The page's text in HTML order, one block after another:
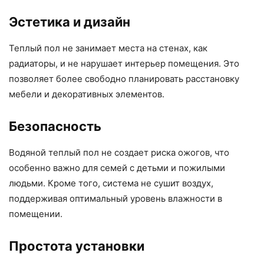
Эстетика и дизайн
Теплый пол не занимает места на стенах, как
радиаторы, и не нарушает интерьер помещения. Это
позволяет более свободно планировать расстановку
мебели и декоративных элементов.
Безопасность
Водяной теплый пол не создает риска ожогов, что
особенно важно для семей с детьми и пожилыми
людьми. Кроме того, система не сушит воздух,
поддерживая оптимальный уровень влажности в
помещении.
Простота установки